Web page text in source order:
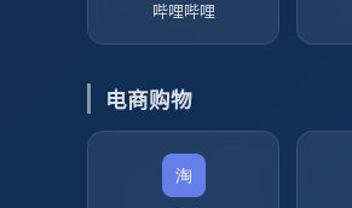
哔哩哔哩
电商购物